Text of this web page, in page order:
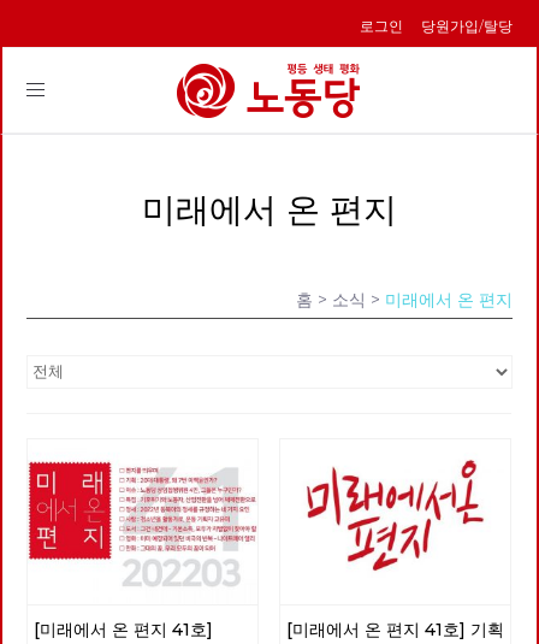
로그인 당원가입/탈당
Toggle
미래에서 온 편지
홈 > 소식 > 미래에서 온 편지
[미래에서 온 편지 41호]
[미래에서 온 편지 41호] 기획